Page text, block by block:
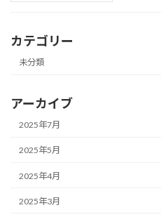
カテゴリー
未分類
アーカイブ
2025年7月
2025年5月
2025年4月
2025年3月